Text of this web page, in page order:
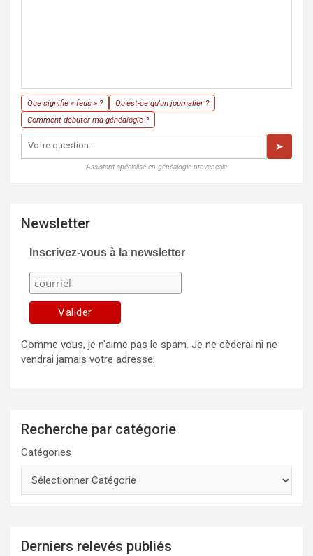
Que signifie « feus » ?
Qu'est-ce qu'un journalier ?
Comment débuter ma généalogie ?
➤
Assistant spécialisé en généalogie provençale
Newsletter
Inscrivez-vous à la newsletter
Comme vous, je n'aime pas le spam. Je ne cèderai ni ne
vendrai jamais votre adresse.
Recherche par catégorie
Catégories
Derniers relevés publiés